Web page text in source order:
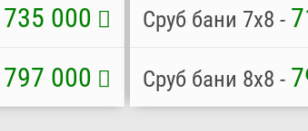
735 000
797 000
Сруб бани 7х8 -
Сруб бани 8х8 -